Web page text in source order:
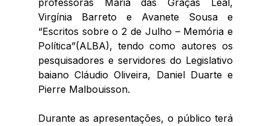
professoras Maria das Graças Leal,
Virgínia Barreto e Avanete Sousa e
“Escritos sobre o 2 de Julho – Memória e
Política”(ALBA), tendo como autores os
pesquisadores e servidores do Legislativo
baiano Cláudio Oliveira, Daniel Duarte e
Pierre Malbouisson.
Durante as apresentações, o público terá